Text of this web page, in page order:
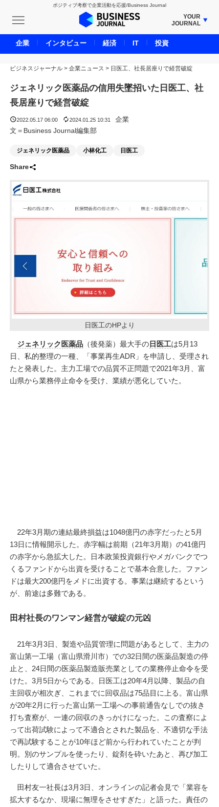
ポジティブ考察で企業活動を応援/Business Journal
YOUR
JOURNAL
BUSINESS JOURNAL
UNICORN JOURNAL
CARBON CREDITS JOURNAL
IVS JOURNAL
ENERGY MANAGEMENT JOURNAL
LIFE ENDING JOURNAL
ビジネスジャーナル > 企業ニュース > 日医工、社長居座りで経営破綻
ジェネリック医薬品の信用失墜招いた日医工、社
長居座りで経営破綻
2022.05.17 06:00 2024.01.25 10:31
企業
文＝Business Journal編集部
ジェネリック医薬品 小林化工 日医工
Share
日医工のHPより
ジェネリック医薬品 （後発薬）最大手の 日医工は5月13
日、私的整理の一種、「事業再生ADR」を申請し、受理され
たと発表した。主力工場での品質不正問題で2021年3月、富
山県から業務停止命令を受け、業績が悪化していた。
22年3月期の連結最終損益は1048億円の赤字だったと5月
13日に情報開示した。赤字幅は前期（21年3月期）の41億円
の赤字から急拡大した。日本政策投資銀行やメガバンクでつ
くるファンドから出資を受けることで基本合意した。ファン
ドは最大200億円をメドに出資する。事業は継続するという
が、前途は多難である。
田村社長のワンマン経営が破綻の元凶
21年3月3日、製造や品質管理に問題があるとして、主力の
富山第一工場（富山県滑川市）での32日間の医薬品製造の停
止と、24日間の医薬品製造販売業としての業務停止命令を受
けた。3月5日からである。日医工は20年4月以降、製品の自
主回収が相次ぎ、これまでに回収品は75品目に上る。富山県
が20年2月に行った富山第一工場への事前通告なしでの抜き
打ち査察が、一連の回収のきっかけになった。この査察によ
って出荷試験によって不適合とされた製品を、不適切な手法
で再試験することが10年ほど前から行われていたことが判
明。別のサンプルを使ったり、錠剤を砕いたあと、再び加工
したりして適合させていた。
田村友一社長は3月3日、オンラインの記者会見で「業容を
拡大するなか、現場に無理をさせすぎた」と語った。責任の
企業 インタビュー 経済 IT 投資